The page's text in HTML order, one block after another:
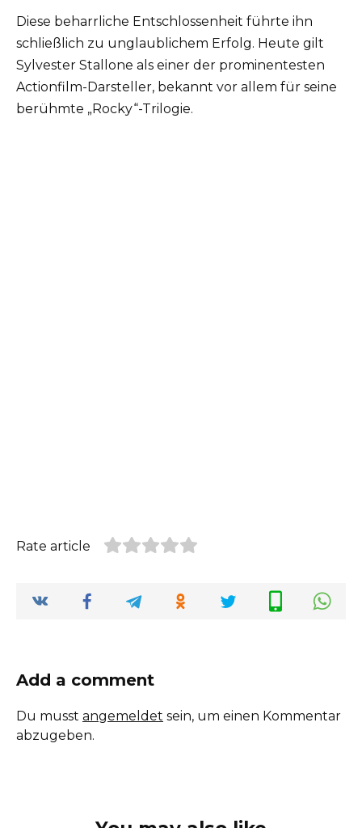
Diese beharrliche Entschlossenheit führte ihn
schließlich zu unglaublichem Erfolg. Heute gilt
Sylvester Stallone als einer der prominentesten
Actionfilm-Darsteller, bekannt vor allem für seine
berühmte „Rocky“-Trilogie.
Rate article
Add a comment
Du musst angemeldet sein, um einen Kommentar
abzugeben.